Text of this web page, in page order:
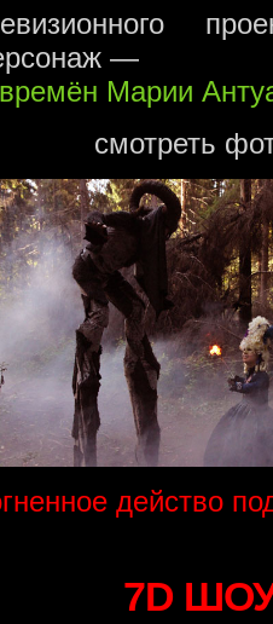
—
Марии
смотреть
действо
7D